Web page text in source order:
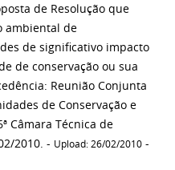
de Resolução que
ambiental de
de significativo impacto
de conservação ou sua
Reunião Conjunta
de Conservação e
Câmara Técnica de
2010. - Upload: 26/02/2010 -